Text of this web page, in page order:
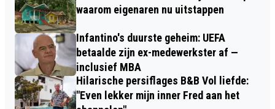
waarom eigenaren nu uitstappen
Infantino's duurste geheim: UEFA
betaalde zijn ex-medewerkster af —
inclusief MBA
Hilarische persiflages B&B Vol liefde:
"Even lekker mijn inner Fred aan het